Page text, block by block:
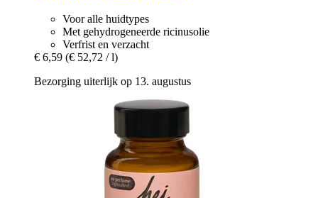
Voor alle huidtypes
Met gehydrogeneerde ricinusolie
Verfrist en verzacht
€ 6,59 (€ 52,72 / l)
Bezorging uiterlijk op 13. augustus